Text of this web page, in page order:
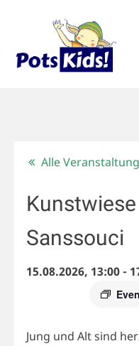
Alle
Sanssouci
15.08.2026, 13:00-
Jung und Alt sind